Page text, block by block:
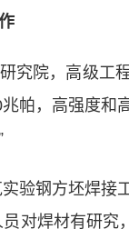
院，高级工程
帕，高强度和
钢方坯焊接工
员对焊材有研